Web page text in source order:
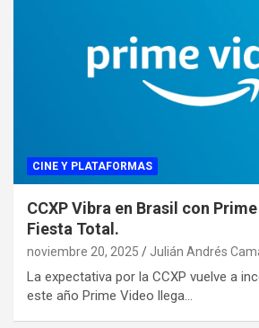
CINE Y PLATAFORMAS
CCXP Vibra en Brasil con
Fiesta Total.
noviembre 20, 2025 Julián Andrés
La expectativa por la CCXP vuelve a
este año Prime Video llega…